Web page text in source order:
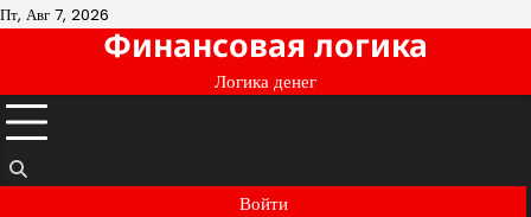
Перейти
Пт, Авг 7, 2026
Финансовая логика
Логика денег
Войти